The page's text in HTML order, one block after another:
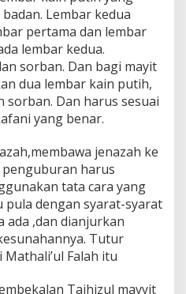
Lembar kedua
pertama dan lembar
lembar kedua.
sorban. Dan bagi mayit
dua lembar kain putih,
sorban. Dan harus sesuai
yang benar.
jenazah ke
harus
tata cara yang
pula dengan syarat-syarat
,dan dianjurkan
Tutur
Falah itu
Tajhizul mayyit